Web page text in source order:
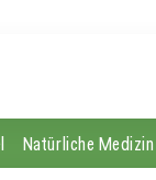
Natürliche Medizin